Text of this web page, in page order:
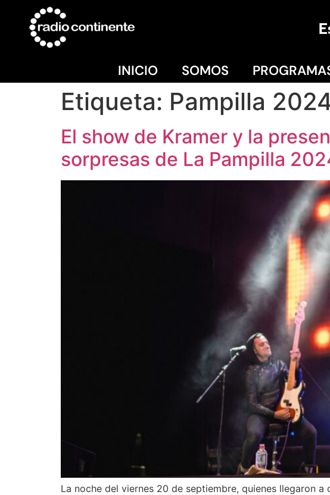
INICIO SOMOS
Etiqueta: Pampilla
El show de Kramer y la
sorpresas de La Pampilla
La noche del viernes 20 de septiembre, quienes llegaron